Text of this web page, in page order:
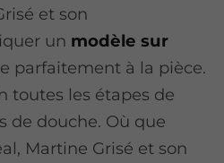
et son
un modèle sur
parfaitement à la pièce.
toutes les étapes de
de douche. Où que
Martine Grisé et son